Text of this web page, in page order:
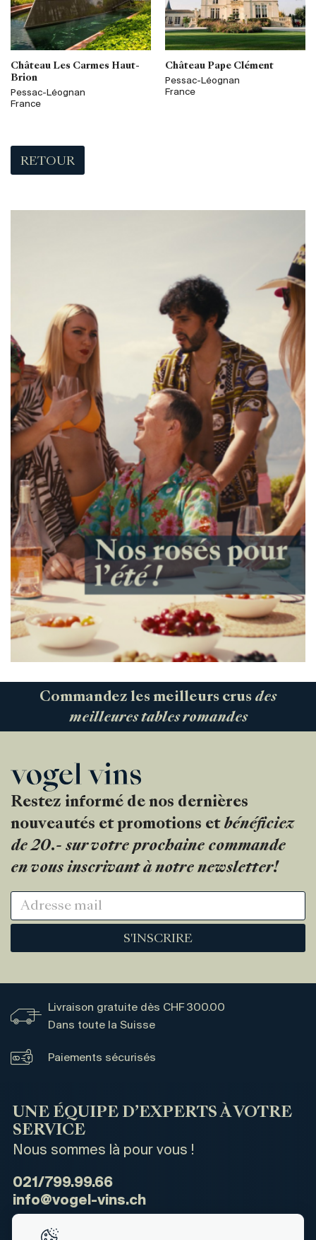
Château Les Carmes Haut-
Brion
Pessac-Léognan
France
Château Pape Clément
Pessac-Léognan
France
RETOUR
Commandez les meilleurs crus des
meilleures tables romandes
Restez informé de nos dernières
nouveautés et promotions et bénéficiez
de 20.- sur votre prochaine commande
en vous inscrivant à notre newsletter!
S'INSCRIRE
Livraison gratuite dès CHF 300.00
Dans toute la Suisse
Paiements sécurisés
UNE ÉQUIPE D’EXPERTS À VOTRE
SERVICE
Nous sommes là pour vous !
021/799.99.66
info@vogel-vins.ch